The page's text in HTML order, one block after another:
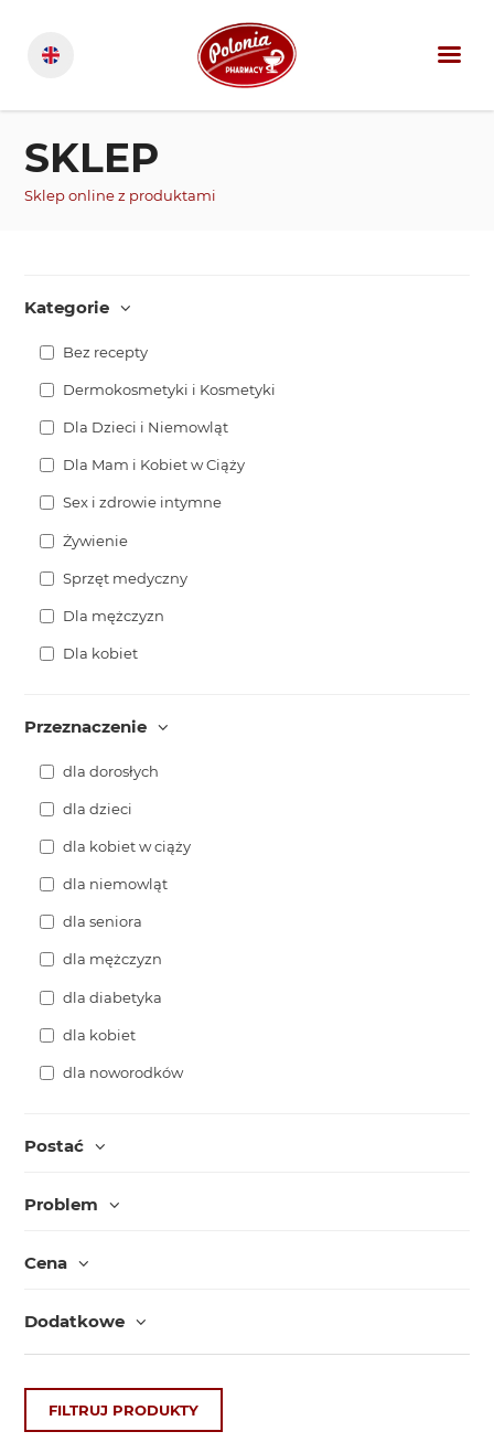
SKLEP
Sklep online z produktami
Kategorie
Bez recepty
Dermokosmetyki i Kosmetyki
Dla Dzieci i Niemowląt
Dla Mam i Kobiet w Ciąży
Sex i zdrowie intymne
Żywienie
Sprzęt medyczny
Dla mężczyzn
Dla kobiet
Przeznaczenie
dla dorosłych
dla dzieci
dla kobiet w ciąży
dla niemowląt
dla seniora
dla mężczyzn
dla diabetyka
dla kobiet
dla noworodków
Postać
Problem
Cena
Dodatkowe